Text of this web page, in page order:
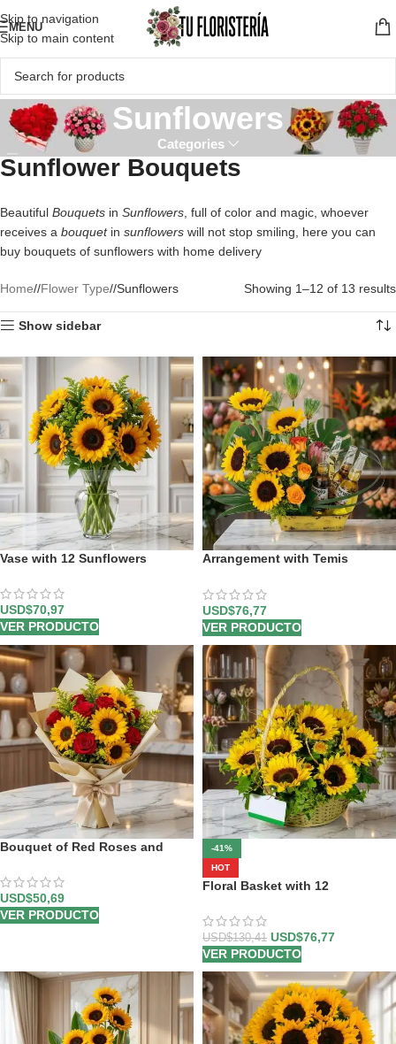
Skip to navigation
Skip to main content
MENU
Sunflowers
Categories
Sunflower Bouquets
Beautiful Bouquets in Sunflowers , full of color and magic, whoever
receives a bouquetin sunflowers will not stop smiling, here you can
buy bouquets of sunflowers with home delivery
Home/ Flower Type/ Sunflowers Showing 1–12 of 13 results
Show sidebar
Vase with 12 Sunflowers
USD$70,97
VER PRODUCTO
Arrangement with Temis
USD$76,77
VER PRODUCTO
Bouquet of Red Roses and
USD$50,69
VER PRODUCTO
-41%
HOT
Floral Basket with 12
USD$130,41 USD$76,77
VER PRODUCTO